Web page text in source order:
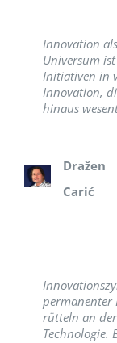
Innovation
Universum
Initiativen in
Innovation,
hinaus
Dražen
Carić
permanenter
rütteln an
Technologie.